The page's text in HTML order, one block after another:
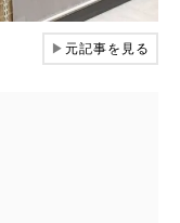
▶元記事を見る